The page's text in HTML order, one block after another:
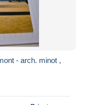
- arch. minot ,